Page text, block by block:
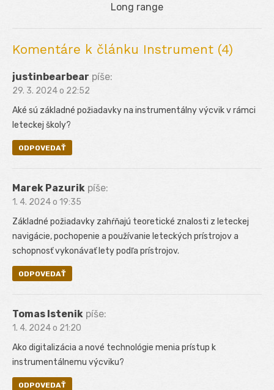
Next
Long range
Komentáre k článku Instrument (4)
justinbearbear píše:
29. 3. 2024 o 22:52
Aké sú základné požiadavky na instrumentálny výcvik v rámci
leteckej školy?
ODPOVEDAŤ
Marek Pazurik píše:
1. 4. 2024 o 19:35
Základné požiadavky zahŕňajú teoretické znalosti z leteckej
navigácie, pochopenie a používanie leteckých prístrojov a
schopnosť vykonávať lety podľa prístrojov.
ODPOVEDAŤ
Tomas Istenik píše:
1. 4. 2024 o 21:20
Ako digitalizácia a nové technológie menia prístup k
instrumentálnemu výcviku?
ODPOVEDAŤ